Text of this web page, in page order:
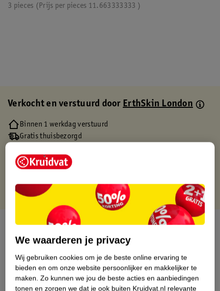
3 pieces 11.663333333
Prijs per pieces
Verkocht en verstuurd doorErthSkin London
Binnen 1 werkdag verstuurd
Gratis thuisbezorgd
Gratis punten met je Kruidvat kaart
Over dit product
Productinformatie
Etiketinformatie
We waarderen je privacy
Wij gebruiken cookies om je de beste online ervaring te
bieden en om onze website persoonlijker en makkelijker te
maken. Zo kunnen we jou de beste acties en aanbiedingen
tonen en zorgen we dat je ook buiten Kruidvat.nl relevante